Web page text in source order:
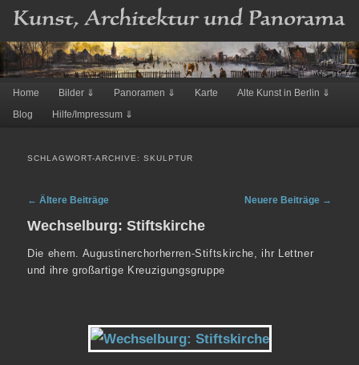
Hauptmenü
Zum
Inhalt
Zum
sekundären
Home Bilder ⇓ Panoramen ⇓ Karte
Alte Kunst in Berlin ⇓
Blog
Hilfe/Impressum ⇓
SCHLAGWORT-ARCHIVE:SKULPTUR
Artikelnavigation
← Ältere Beiträge Neuere Beiträge →
Wechselburg: Stiftskirche
Die ehem. Augustinerchorherren-Stiftskirche, ihr Lettner
und ihre großartige Kreuzigungsgruppe